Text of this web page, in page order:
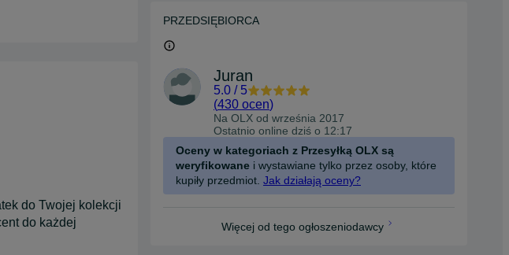
do Twojej kolekcji
do każdej
PRZEDSIĘBIORCA
Juran
5.0 / 5
(430 ocen)
Na OLX od września 2017
Ostatnio online dziś o 12:17
Oceny w kategoriach z Przesyłką OLX są
weryfikowane i wystawiane tylko przez osoby, które
kupiły przedmiot. Jak działają oceny?
Więcej od tego ogłoszeniodawcy